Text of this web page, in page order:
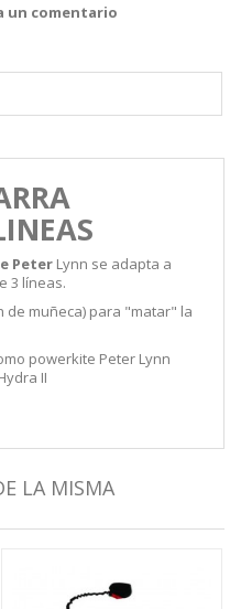
un comentario
Peter Lynn se adapta a
3 líneas.
de muñeca) para "matar" la
powerkite Peter Lynn
II
LA MISMA